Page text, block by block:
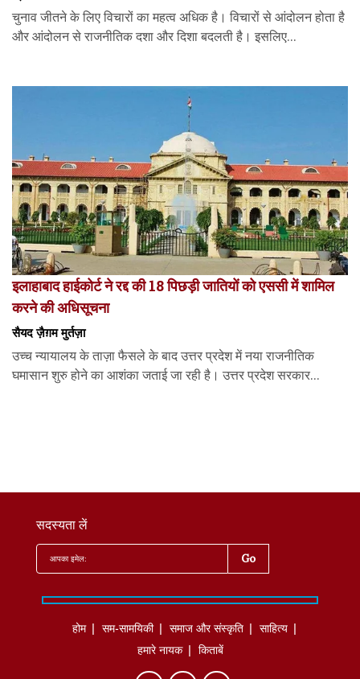
चुनाव जीतने के लिए विचारों का महत्व अधिक है। विचारों से आंदोलन होता है
और आंदोलन से राजनीतिक दशा और दिशा बदलती है। इसलिए...
इलाहाबाद हाईकोर्ट ने रद्द की 18 पिछड़ी जातियों को एससी में शामिल
करने की अधिसूचना
सैयद ज़ैग़म मुर्तज़ा
उच्च न्यायालय के ताज़ा फैसले के बाद उत्तर प्रदेश में नया राजनीतिक
घमासान शुरु होने का आशंका जताई जा रही है। उत्तर प्रदेश सरकार...
सदस्यता लें
होम सम-सामयिकी समाज और संस्कृति
साहित्‍य
हमारे नायक
किताबें